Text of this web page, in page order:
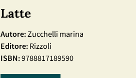
Latte
Autore:Zucchelli marina
Editore: Rizzoli
ISBN:9788817189590